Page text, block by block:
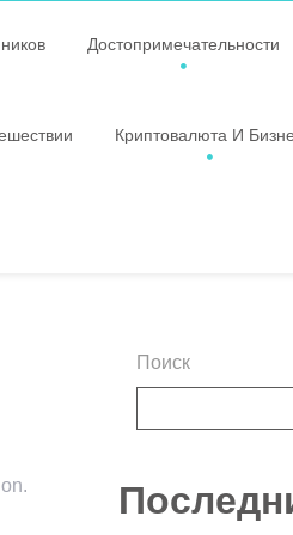
Достопримечательности
Криптовалюта И
Поиск